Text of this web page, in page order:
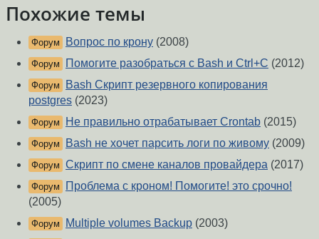
Похожие темы
Форум Вопрос по крону (2008)
Форум Помогите разобраться с Bash и Ctrl+C (2012)
Форум
Bash Скрипт резервного копирования
postgres (2023)
Форум Не правильно отрабатывает Crontab (2015)
Форум Bash не хочет парсить логи по живому (2009)
Форум Скрипт по смене каналов провайдера (2017)
Форум
Проблема с кроном! Помогите! это срочно!
(2005)
Форум Multiple volumes Backup (2003)